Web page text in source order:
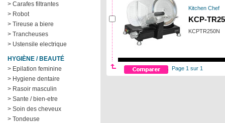
> Carafes filtrantes
> Robot
> Tireuse a biere
> Trancheuses
> Ustensile electrique
HYGIÈNE / BEAUTÉ
> Epilation feminine
> Hygiene dentaire
> Rasoir masculin
> Sante / bien-etre
> Soin des cheveux
> Tondeuse
Kitchen Chef
KCP-
KCPTR250N
Page 1 sur 1